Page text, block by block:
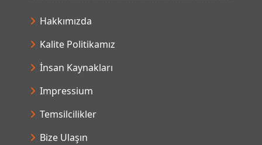
Hakkımızda
Kalite Politikamız
İnsan Kaynakları
Impressium
Temsilcilikler
Bize Ulaşın